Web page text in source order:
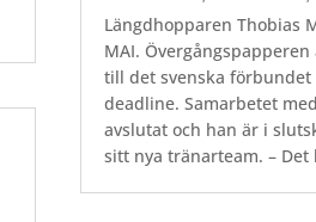
Längdhopparen Thobias
MAI.
till det svenska
deadline. Samarbetet
avslutat och han är i
sitt nya tränarteam. – Det